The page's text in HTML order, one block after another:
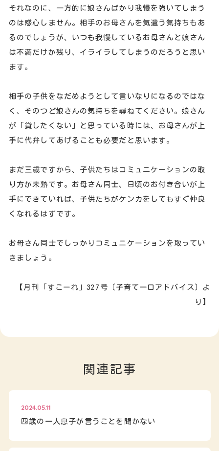
それなのに、一方的に娘さんばかり我慢を強いてしまう
のは感心しません。相手のお母さんを気遣う気持ちもあ
るのでしょうが、いつも我慢しているお母さんと娘さん
は不満だけが残り、イライラしてしまうのだろうと思い
ます。
相手の子供をなだめようとして言いなりになるのではな
く、そのつど娘さんの気持ちを尋ねてください。娘さん
が「貸したくない」と思っている時には、お母さんが上
手に代弁してあげることも必要だと思います。
まだ三歳ですから、子供たちはコミュニケーションの取
り方が未熟です。お母さん同士、日頃のお付き合いが上
手にできていれば、子供たちがケンカをしてもすぐ仲良
くなれるはずです。
お母さん同士でしっかりコミュニケーションを取ってい
きましょう。
【月刊「すこーれ」327号〔子育て一口アドバイス〕よ
り】
関連記事
2024.05.11
四歳の一人息子が言うことを聞かない